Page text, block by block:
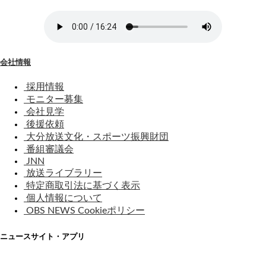
会社情報
採用情報
モニター募集
会社見学
後援依頼
大分放送文化・スポーツ振興財団
番組審議会
JNN
放送ライブラリー
特定商取引法に基づく表示
個人情報について
OBS NEWS Cookieポリシー
ニュースサイト・アプリ